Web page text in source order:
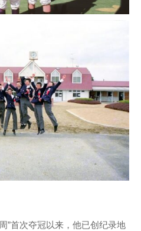
”首次夺冠以来，他已创纪录地